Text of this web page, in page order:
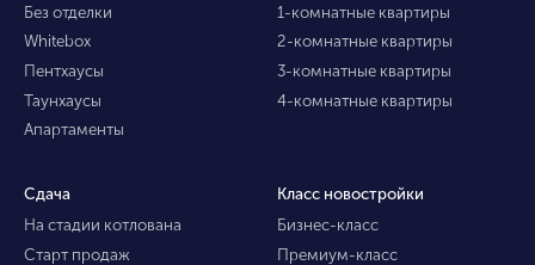
Без отделки
Whitebox
Пентхаусы
Таунхаусы
Апартаменты
1-комнатные квартиры
2-комнатные квартиры
3-комнатные квартиры
4-комнатные квартиры
Сдача
На стадии котлована
Старт продаж
Класс новостройки
Бизнес-класс
Премиум-класс